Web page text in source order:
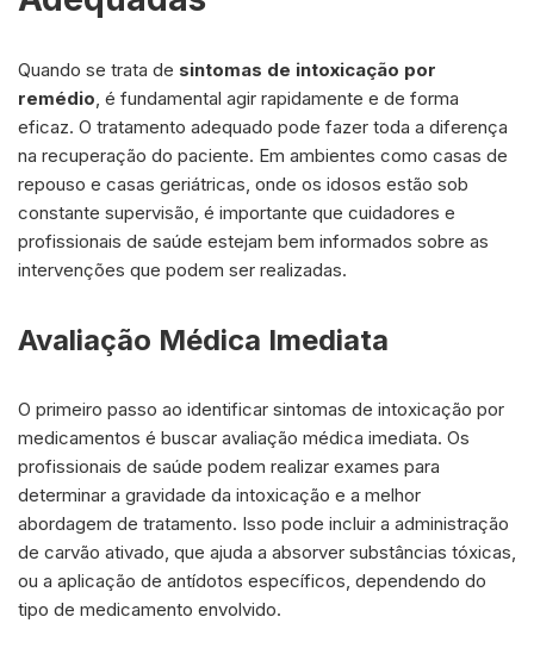
Quando se trata de sintomas de intoxicação por
remédio , é fundamental agir rapidamente e de forma
eficaz. O tratamento adequado pode fazer toda a diferença
na recuperação do paciente. Em ambientes como casas de
repouso e casas geriátricas, onde os idosos estão sob
constante supervisão, é importante que cuidadores e
profissionais de saúde estejam bem informados sobre as
intervenções que podem ser realizadas.
Avaliação Médica Imediata
O primeiro passo ao identificar sintomas de intoxicação por
medicamentos é buscar avaliação médica imediata. Os
profissionais de saúde podem realizar exames para
determinar a gravidade da intoxicação e a melhor
abordagem de tratamento. Isso pode incluir a administração
de carvão ativado, que ajuda a absorver substâncias tóxicas,
ou a aplicação de antídotos específicos, dependendo do
tipo de medicamento envolvido.